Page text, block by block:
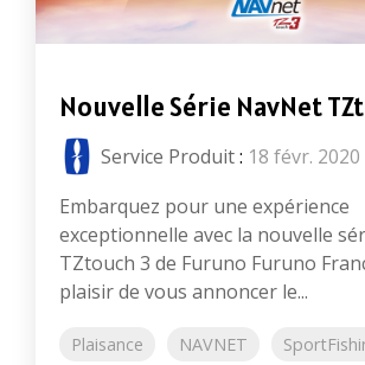
Nouvelle Série NavNet
Service Produit: 18 févr. 2020
Embarquez pour une expérience
exceptionnelle avec la nouvelle
TZtouch 3 de Furuno Furuno
plaisir de vous annoncer le...
Plaisance NAVNET